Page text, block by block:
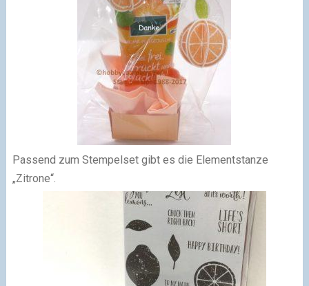
Passend zum Stempelset gibt es die Elementstanze
„Zitrone“.